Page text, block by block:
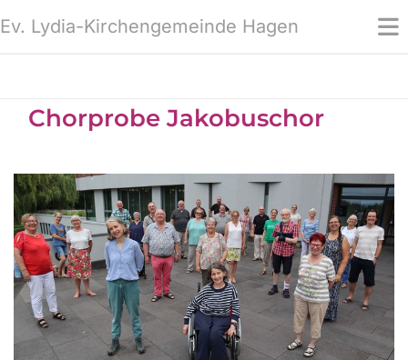
Ev. Lydia-Kirchengemeinde Hagen
Chorprobe Jakobuschor